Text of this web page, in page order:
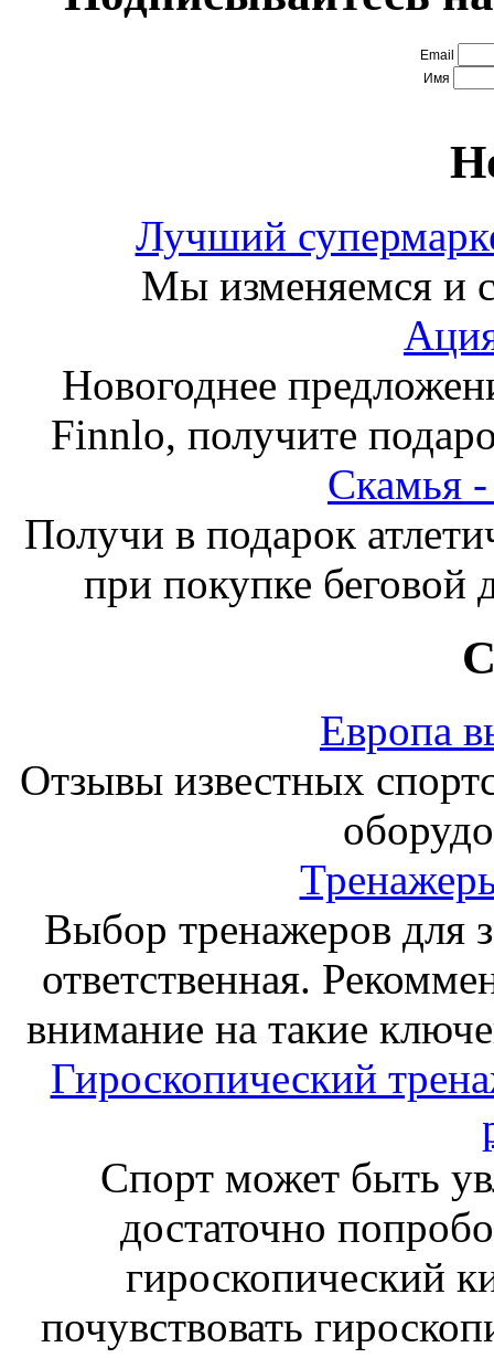
Email
Имя
Лучший
Мы изменяемся и
Новогоднее
Finnlo, получите
Получи в подарок
при покупке беговой
Европа
Отзывы известных
Выбор тренажеров для
ответственная.
внимание на такие
Гироскопический
Спорт может быть
достаточно
гироскопический
почувствовать